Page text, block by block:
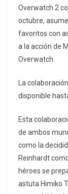
Overwatch 2
octubre,
favoritos con
a la acción de
Overwatch.
La
disponible
Esta
de ambos
como la
Reinhardt
héroes se
astuta Himiko